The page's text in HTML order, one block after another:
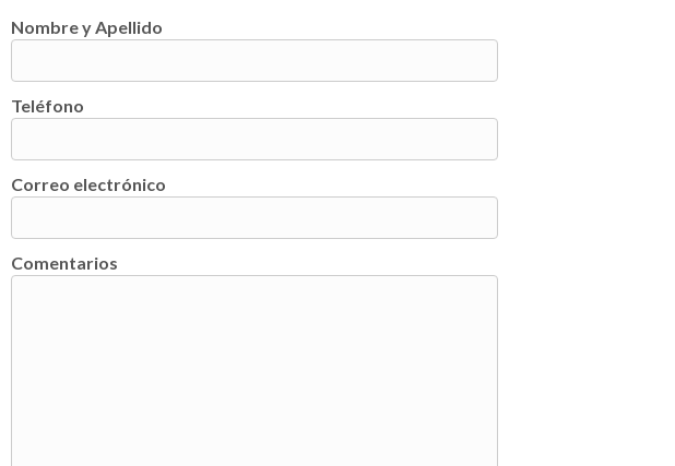
Nombre y Apellido
Teléfono
Correo electrónico
Comentarios